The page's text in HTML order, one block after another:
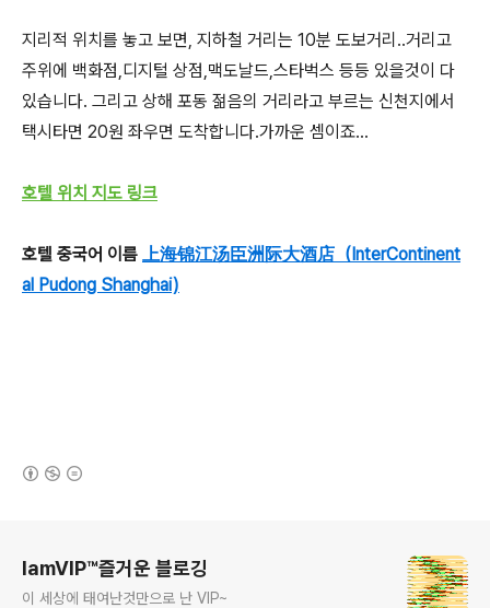
지리적 위치를 놓고 보면, 지하철 거리는 10분 도보거리..거리고
주위에 백화점,디지털 상점,맥도날드,스타벅스 등등 있을것이 다
있습니다. 그리고 상해 포동 젊음의 거리라고 부르는 신천지에서
택시타면 20원 좌우면 도착합니다.가까운 셈이죠...
호텔 위치 지도 링크
호텔 중국어 이름
上海锦江汤臣洲际大酒店（InterContinent
al Pudong Shanghai)
IamVIP™즐거운 블로깅
이 세상에 태여난것만으로 난 VIP~